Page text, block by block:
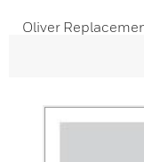
Oliver